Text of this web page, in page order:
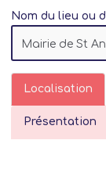
Nom du lieu ou
Localisation
Présentation